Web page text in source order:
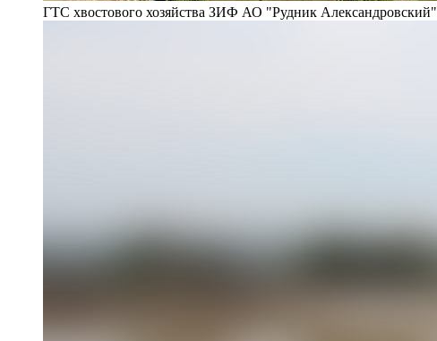
ГТС хвостового хозяйства ЗИФ АО "Рудник Александровский"